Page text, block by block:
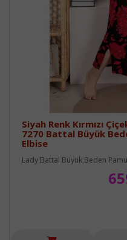
Siyah Renk Kırmızı
7270 Battal Büyük
Elbise
Lady Battal Büyük Beden